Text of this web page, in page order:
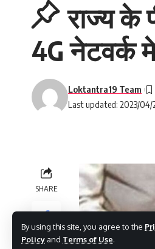
By using this site, you agree to the
Policy and Terms of Use.
राज्य के
4G नेटवर्क मे
Last updated: 2023/04/
Loktantra19 Team
SHARE